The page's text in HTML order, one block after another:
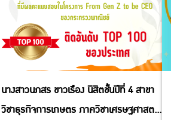
นางสาวนภสร ขาวเรือง นิสิตชั้นปีที่ 4 สาขา
วิชาธุรกิจการเกษตร ภาควิชาเศรษฐศาสตร์